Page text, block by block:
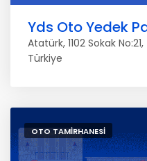
Yds Oto Yedek
Atatürk, 1102 Sokak
Türkiye
OTO TAMIRHANESI